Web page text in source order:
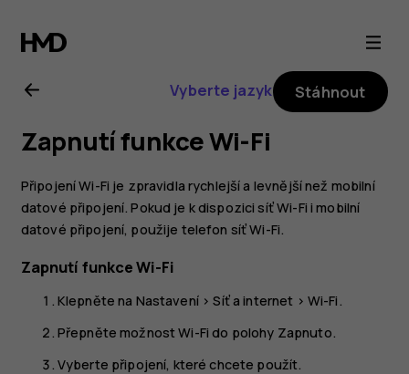
Uživatelská
příručka
k telefonu
Nokia 8.1
Vyberte jazyk Stáhnout
Zapnutí funkce Wi-Fi
Připojení Wi-Fi je zpravidla rychlejší a levnější než mobilní
datové připojení. Pokud je k dispozici síť Wi-Fi i mobilní
datové připojení, použije telefon síť Wi-Fi.
Zapnutí funkce Wi-Fi
Klepněte na Nastavení>Síť a internet > Wi-Fi.
Přepněte možnost Wi-Fi do polohy Zapnuto.
Vyberte připojení, které chcete použít.